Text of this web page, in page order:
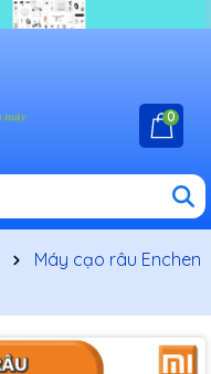
0
Máy cạo râu Enchen